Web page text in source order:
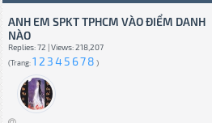
ANH EM SPKT TPHCM VÀO ĐIỂM DANH
NÀO
Replies: 72 | Views: 218,207
(Trang:1 2 3 4 5 67 8 )